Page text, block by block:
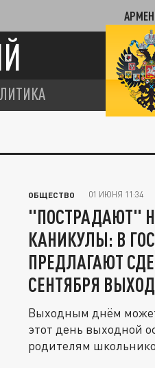
ОБЩЕСТВО 01 ИЮНЯ 11:34
"ПОСТРАДАЮТ"
КАНИКУЛЫ: В
ПРЕДЛАГАЮТ
СЕНТЯБРЯ
Выходным днём
этот день выходной
родителям